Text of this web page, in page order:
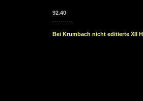
92.40
----------
Bei Krumbach nicht editierte XII